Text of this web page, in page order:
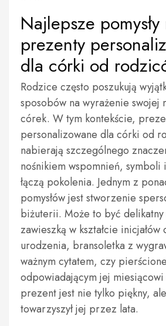
Najlepsze pomysły
prezenty
dla córki od
Rodzice często poszukują
sposobów na wyrażenie swojej
córek. W tym kontekście,
personalizowane dla córki od
nabierają szczególnego
nośnikiem wspomnień,
łączą pokolenia. Jednym z
pomysłów jest stworzenie
biżuterii. Może to być delikatny
zawieszką w kształcie
urodzenia, bransoletka z
ważnym cytatem, czy
odpowiadającym jej
prezent jest nie tylko piękny,
towarzyszył jej przez lata.